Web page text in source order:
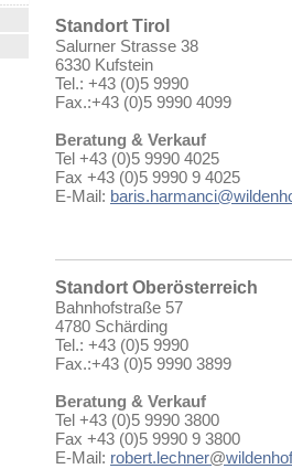
Standort Tirol
Salurner Strasse 38
6330 Kufstein
Tel.: +43 (0)5 9990
Fax.:+43 (0)5 9990 4099
Beratung & Verkauf
Tel +43 (0)5 9990 4025
Fax +43 (0)5 9990 9 4025
E-Mail:
Standort Oberösterreich
Bahnhofstraße 57
4780 Schärding
Tel.: +43 (0)5 9990
Fax.:+43 (0)5 9990 3899
Beratung & Verkauf
Tel +43 (0)5 9990 3800
Fax +43 (0)5 9990 9 3800
E-Mail: robert.lechner@